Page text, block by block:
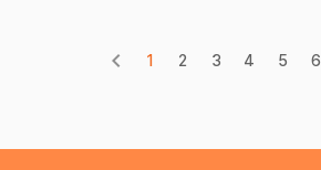
1 2 3 4 5 6